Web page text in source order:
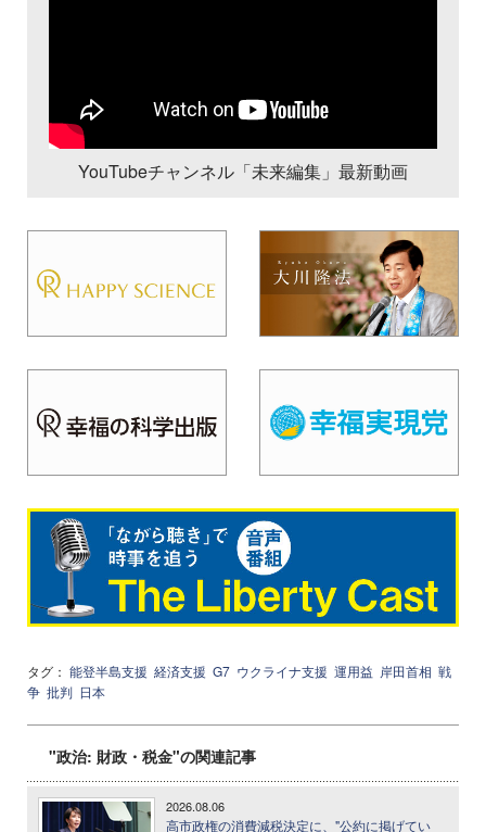
YouTubeチャンネル「未来編集」最新動画
タグ： 能登半島支援 経済支援 G7 ウクライナ支援 運用益 岸田首相 戦
争 批判 日本
"政治: 財政・税金"の関連記事
2026.08.06
高市政権の消費減税決定に、"公約に掲げてい